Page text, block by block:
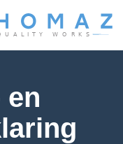
en